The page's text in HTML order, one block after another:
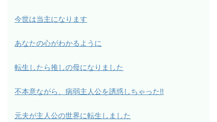
今世は当主になります
あなたの心がわかるように
転生したら推しの母になりました
不本意ながら、病弱主人公を誘惑しちゃった!!
元夫が主人公の世界に転生しました